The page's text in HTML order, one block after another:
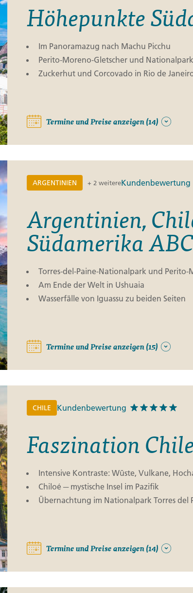
Höhepunkte
Im Panoramazug nach Machu Picchu
Perito-Moreno-Gletscher und
Zuckerhut und Corcovado in Rio de
Termine und Preise anzeigen (14)
ARGENTINIEN + 2 weitereKundenbewertung
Argentinien,
Südamerika ABC
Torres-del-Paine-Nationalpark und Perito-
Am Ende der Welt in Ushuaia
Wasserfälle von Iguassu zu beiden Seiten
Termine und Preise anzeigen (15)
CHILE Kundenbewertung
Faszination
Intensive Kontraste: Wüste, Vulkane,
Chiloé ─ mystische Insel im Pazifik
Übernachtung im Nationalpark Torres del
Termine und Preise anzeigen (14)